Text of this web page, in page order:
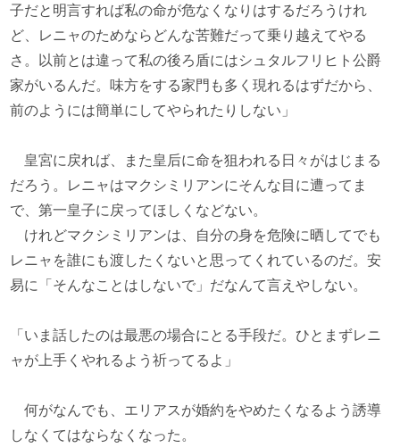
子だと明言すれば私の命が危なくなりはするだろうけれ
ど、レニャのためならどんな苦難だって乗り越えてやる
さ。以前とは違って私の後ろ盾にはシュタルフリヒト公爵
家がいるんだ。味方をする家門も多く現れるはずだから、
前のようには簡単にしてやられたりしない」
皇宮に戻れば、また皇后に命を狙われる日々がはじまる
だろう。レニャはマクシミリアンにそんな目に遭ってま
で、第一皇子に戻ってほしくなどない。
けれどマクシミリアンは、自分の身を危険に晒してでも
レニャを誰にも渡したくないと思ってくれているのだ。安
易に「そんなことはしないで」だなんて言えやしない。
「いま話したのは最悪の場合にとる手段だ。ひとまずレニ
ャが上手くやれるよう祈ってるよ」
何がなんでも、エリアスが婚約をやめたくなるよう誘導
しなくてはならなくなった。